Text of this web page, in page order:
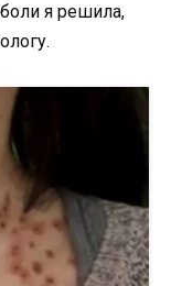
я решила,